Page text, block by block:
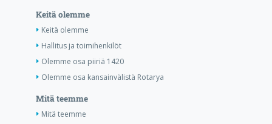
Keitä olemme
Keitä olemme
Hallitus ja toimihenkilöt
Olemme osa piiriä 1420
Olemme osa kansainvälistä Rotarya
Mitä teemme
Mitä teemme